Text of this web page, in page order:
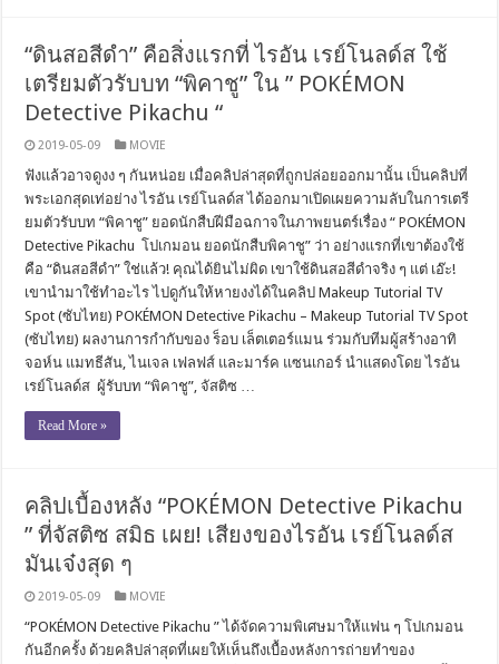
“ดินสอสีดำ” คือสิ่งแรกที่ ไรอัน เรย์โนลด์ส ใช้
เตรียมตัวรับบท “พิคาชู” ใน ” POKÉMON
Detective Pikachu “
2019-05-09 MOVIE
ฟังแล้วอาจดูงง ๆ กันหน่อย เมื่อคลิปล่าสุดที่ถูกปล่อยออกมานั้น เป็นคลิปที่
พระเอกสุดเท่อย่าง ไรอัน เรย์โนลด์ส ได้ออกมาเปิดเผยความลับในการเตรี
ยมตัวรับบท “พิคาชู” ยอดนักสืบฝีมือฉกาจในภาพยนตร์เรื่อง “ POKÉMON
Detective Pikachu โปเกมอน ยอดนักสืบพิคาชู” ว่า อย่างแรกที่เขาต้องใช้
คือ “ดินสอสีดำ” ใช่แล้ว! คุณได้ยินไม่ผิด เขาใช้ดินสอสีดำจริง ๆ แต่ เอ๊ะ!
เขานำมาใช้ทำอะไร ไปดูกันให้หายงงได้ในคลิป Makeup Tutorial TV
Spot (ซับไทย) POKÉMON Detective Pikachu – Makeup Tutorial TV Spot
(ซับไทย) ผลงานการกำกับของ ร็อบ เล็ตเตอร์แมน ร่วมกับทีมผู้สร้างอาทิ
จอห์น แมทธีสัน, ไนเจล เฟลฟส์ และมาร์ค แซนเกอร์ นำแสดงโดย ไรอัน
เรย์โนลด์ส ผู้รับบท “พิคาชู”, จัสติซ …
Read More »
คลิปเบื้องหลัง “POKÉMON Detective Pikachu
” ที่จัสติซ สมิธ เผย! เสียงของไรอัน เรย์โนลด์ส
มันเจ๋งสุด ๆ
2019-05-09 MOVIE
“POKÉMON Detective Pikachu ” ได้จัดความพิเศษมาให้แฟน ๆ โปเกมอน
กันอีกครั้ง ด้วยคลิปล่าสุดที่เผยให้เห็นถึงเบื้องหลังการถ่ายทำของ